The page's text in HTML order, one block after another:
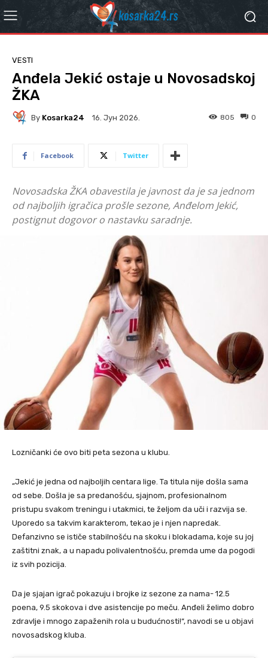
VESTI
Anđela Jekić ostaje u Novosadskoj
ŽKA
By Kosarka24 16. Јун 2026. 0
805
Facebook Twitter
Novosadska ŽKA obavestila je javnost da je sa jednom
od najboljih igračica prošle sezone, Anđelom Jekić,
postignut dogovor o nastavku saradnje.
Lozničanki će ovo biti peta sezona u klubu.
„Jekić je jedna od najboljih centara lige. Ta titula nije došla sama
od sebe. Došla je sa predanošću, sjajnom, profesionalnom
pristupu svakom treningu i utakmici, te željom da uči i razvija se.
Uporedo sa takvim karakterom, tekao je i njen napredak.
Defanzivno se ističe stabilnošću na skoku i blokadama, koje su joj
zaštitni znak, a u napadu polivalentnošću, premda ume da pogodi
iz svih pozicija.
Da je sjajan igrač pokazuju i brojke iz sezone za nama- 12.5
poena, 9.5 skokova i dve asistencije po meču. Anđeli želimo dobro
zdravlje i mnogo zapaženih rola u budućnosti!“, navodi se u objavi
novosadskog kluba.